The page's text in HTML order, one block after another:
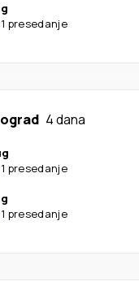
1 presedanje
4 dana
1 presedanje
1 presedanje